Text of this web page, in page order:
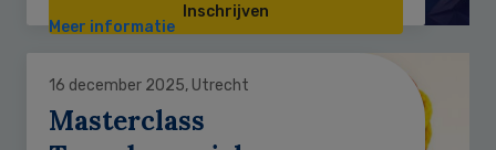
Inschrijven
Meer informatie
16 december 2025, Utrecht
Masterclass